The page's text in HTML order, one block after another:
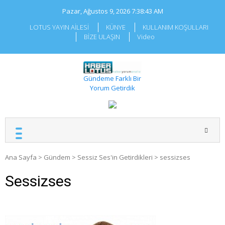
Pazar, Ağustos 9, 20267:38:43 AM
LOTUS YAYIN AİLESİ
KÜNYE
KULLANIM KOŞULLARI
BİZE ULAŞIN
Video
Gündeme Farklı Bir
Yorum Getirdik
Ana Sayfa > Gündem > Sessiz Ses'in Getirdikleri > sessizses
Sessizses